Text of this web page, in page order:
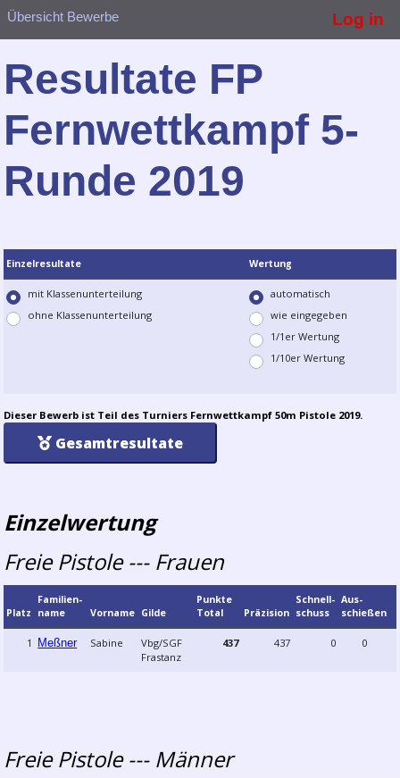
Übersicht Bewerbe Log in
Resultate FP
Fernwettkampf 5-
Runde 2019
Einzelresultate Wertung
mit Klassenunterteilung
ohne Klassenunterteilung
automatisch
wie eingegeben
1/1er Wertung
1/10er Wertung
Dieser Bewerb ist Teil des Turniers Fernwettkampf 50m Pistole 2019.
Gesamtresultate
Einzelwertung
Freie Pistole --- Frauen
Platz
Familien­
name
Vorname Gilde
Punkte
Total
Präzision
Schnell­
schuss
Aus­
schießen
1 Meßner Sabine
Vbg/SGF
Frastanz
437 437 0 0
Freie Pistole --- Männer